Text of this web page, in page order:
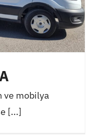
ve mobilya
[...]